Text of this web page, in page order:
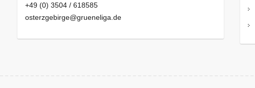
+49 (0) 3504 / 618585
osterzgebirge@grueneliga.de